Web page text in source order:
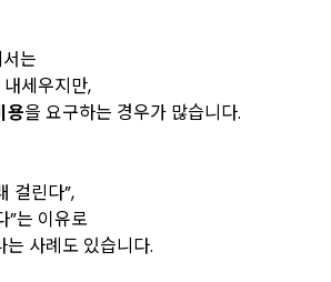
는
세우지만,
용을 요구하는 경우가 많습니다.
걸린다”,
”는 이유로
사례도 있습니다.